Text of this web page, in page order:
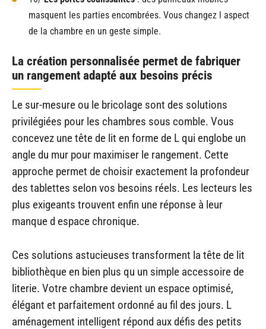
masquent les parties encombrées. Vous changez l aspect
de la chambre en un geste simple.
La création personnalisée permet de fabriquer
un rangement adapté aux besoins précis
Le sur-mesure ou le bricolage sont des solutions
privilégiées pour les chambres sous comble. Vous
concevez une tête de lit en forme de L qui englobe un
angle du mur pour maximiser le rangement. Cette
approche permet de choisir exactement la profondeur
des tablettes selon vos besoins réels. Les lecteurs les
plus exigeants trouvent enfin une réponse à leur
manque d espace chronique.
Ces solutions astucieuses transforment la tête de lit
bibliothèque en bien plus qu un simple accessoire de
literie. Votre chambre devient un espace optimisé,
élégant et parfaitement ordonné au fil des jours. L
aménagement intelligent répond aux défis des petits